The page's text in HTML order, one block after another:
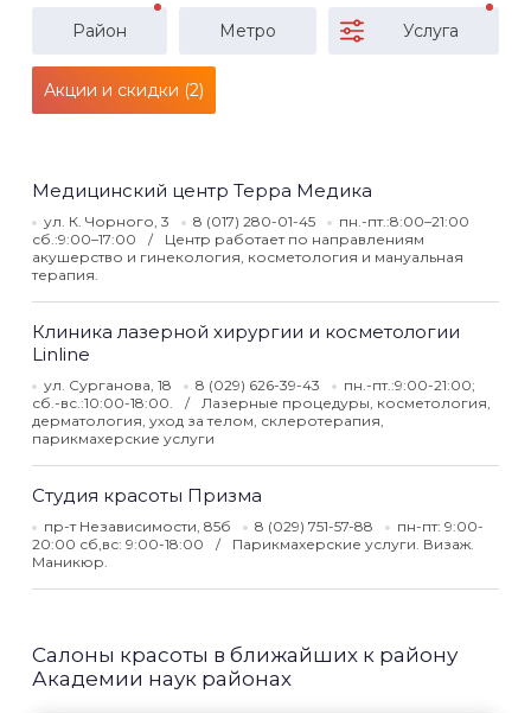
Район Метро Услуга
Акции и скидки (2)
Медицинский центр Терра Медика
ул. К. Чорного, 3 8 (017) 280-01-45
пн.-пт.:8:00–21:00
сб.:9:00–17:00
Центр работает по направлениям
акушерство и гинекология, косметология и мануальная
терапия.
Клиника лазерной хирургии и косметологии
Linline
ул. Сурганова, 18 8 (029) 626-39-43
пн.-пт.:9:00-21:00;
сб.-вс.:10:00-18:00.
Лазерные процедуры, косметология,
дерматология, уход за телом, склеротерапия,
парикмахерские услуги
Студия красоты Призма
пр-т Независимости, 85б 8 (029) 751-57-88
пн-пт: 9:00-
20:00 сб,вс: 9:00-18:00
Парикмахерские услуги. Визаж.
Маникюр.
Салоны красоты в ближайших к району
Академии наук районах